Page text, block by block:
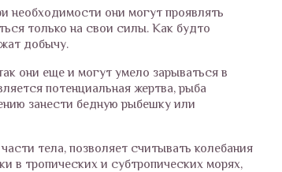
необходимости они могут проявлять
только на свои силы. Как будто
добычу.
они еще и могут умело зарываться в
потенциальная жертва, рыба
занести бедную рыбешку или
тела, позволяет считывать колебания
в тропических и субтропических морях,